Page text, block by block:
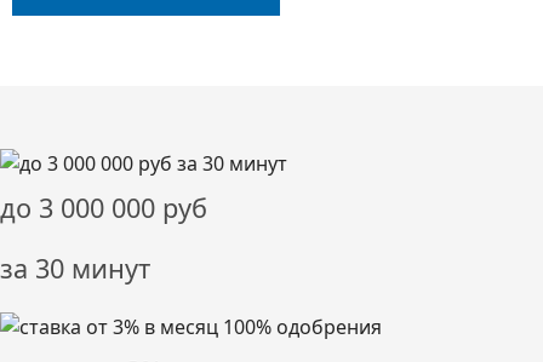
до 3 000 000 руб
за 30 минут